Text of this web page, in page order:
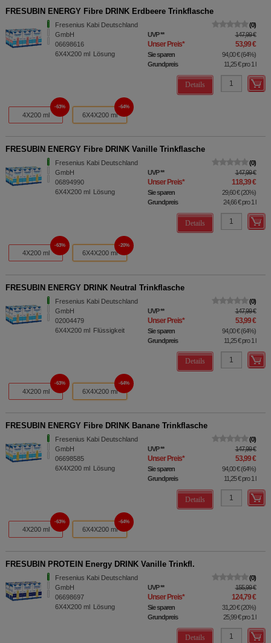
FRESUBIN ENERGY Fibre DRINK Erdbeere Trinkflasche
Fresenius Kabi Deutschland
GmbH
06698616
6X4X200 ml Lösung
0
UVP** 147,99 €
Unser Preis* 53,99 €
Sie sparen 94,00 €(64%)
Grundpreis
11,25 €pro 1 l
Details
4X200 ml
63%
6X4X200 ml
64%
FRESUBIN ENERGY Fibre DRINK Vanille Trinkflasche
Fresenius Kabi Deutschland
GmbH
06894990
6X4X200 ml Lösung
0
UVP** 147,99 €
Unser Preis* 118,39 €
Sie sparen 29,60 €(20%)
Grundpreis
24,66 €pro 1 l
Details
4X200 ml
63%
6X4X200 ml
20%
FRESUBIN ENERGY DRINK Neutral Trinkflasche
Fresenius Kabi Deutschland
GmbH
02004479
6X4X200 ml Flüssigkeit
0
UVP** 147,99 €
Unser Preis* 53,99 €
Sie sparen 94,00 €(64%)
Grundpreis
11,25 €pro 1 l
Details
4X200 ml
63%
6X4X200 ml
64%
FRESUBIN ENERGY Fibre DRINK Banane Trinkflasche
Fresenius Kabi Deutschland
GmbH
06698585
6X4X200 ml Lösung
0
UVP** 147,99 €
Unser Preis* 53,99 €
Sie sparen 94,00 €(64%)
Grundpreis
11,25 €pro 1 l
Details
4X200 ml
63%
6X4X200 ml
64%
FRESUBIN PROTEIN Energy DRINK Vanille Trinkfl.
Fresenius Kabi Deutschland
GmbH
06698697
6X4X200 ml Lösung
0
UVP** 155,99 €
Unser Preis* 124,79 €
Sie sparen 31,20 €(20%)
Grundpreis
25,99 €pro 1 l
Details